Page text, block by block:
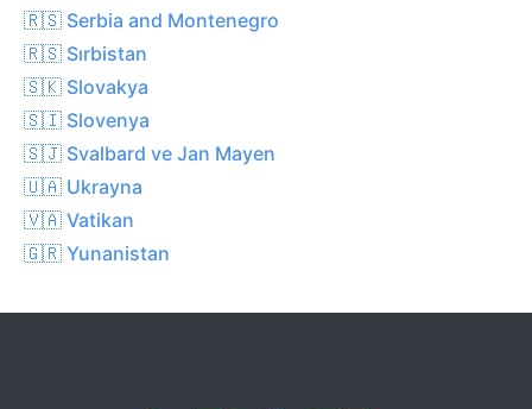
🇷🇸 Serbia and Montenegro
🇷🇸 Sırbistan
🇸🇰 Slovakya
🇸🇮 Slovenya
🇸🇯 Svalbard ve Jan Mayen
🇺🇦 Ukrayna
🇻🇦 Vatikan
🇬🇷 Yunanistan